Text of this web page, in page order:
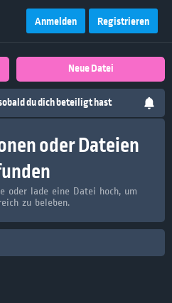
Anmelden Registrieren
Neue Datei
du dich beteiligt hast
oder Dateien
oder lade eine Datei hoch, um
zu beleben.